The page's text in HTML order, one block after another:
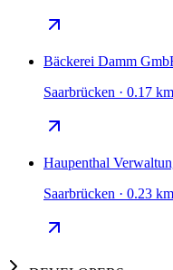
Bäckerei Damm
Saarbrücken · 0.17 km
Haupenthal
Saarbrücken · 0.23 km